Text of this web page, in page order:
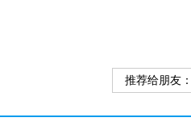
推荐给朋友：